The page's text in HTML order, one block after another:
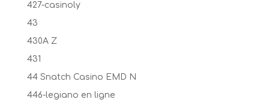
427-casinoly
43
430A Z
431
44 Snatch Casino EMD N
446-legiano en ligne